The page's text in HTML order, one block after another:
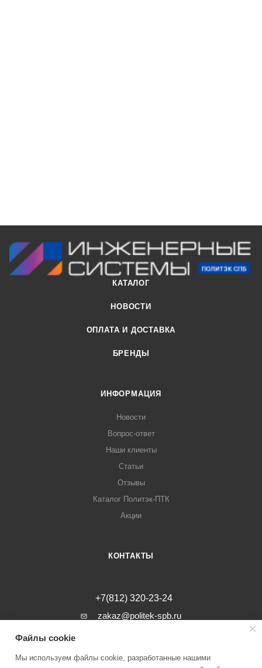
КАТАЛОГ
НОВОСТИ
ОПЛАТА И ДОСТАВКА
БРЕНДЫ
ИНФОРМАЦИЯ
Новости
Вопрос-ответ
Наши клиенты
Статьи
Отзывы
Каталог Политэк-ПТК
Акции
КОНТАКТЫ
+7(812) 320-23-24
zakaz@politek-spb.ru
г. Санкт-Петербург, Минеральная ул, д.
Файлы cookie
Мы используем файлы cookie, разработанные нашими